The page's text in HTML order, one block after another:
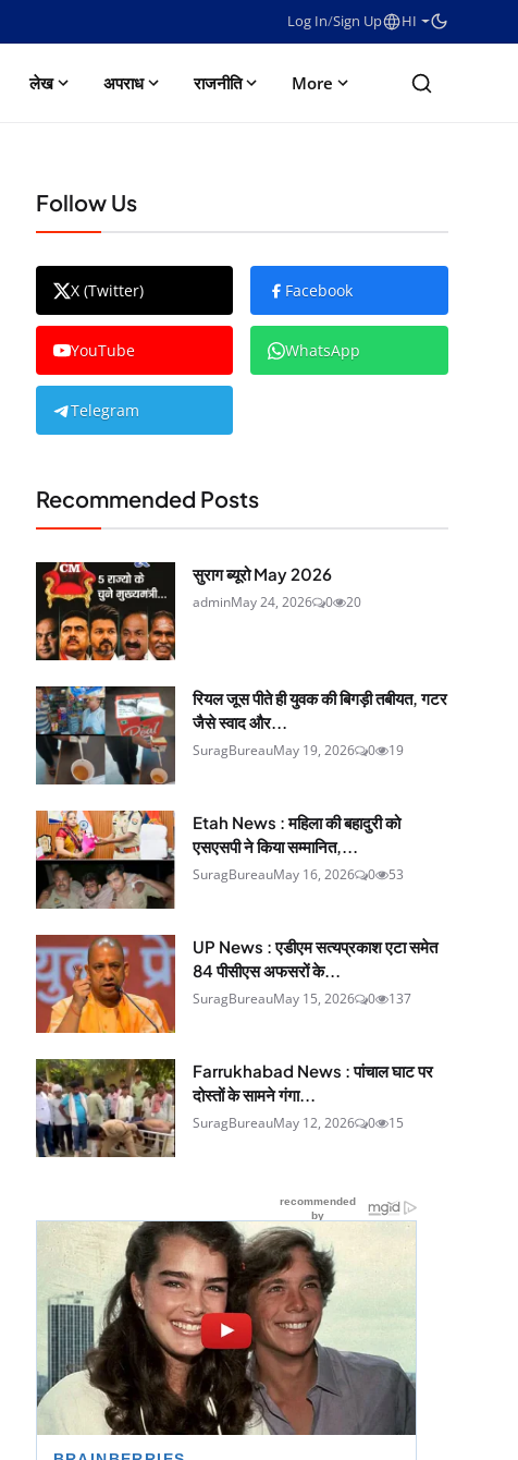
Log In/Sign Up HI
लेख अपराध राजनीति More
Follow Us
X (Twitter) Facebook
YouTube WhatsApp
Telegram
Recommended Posts
सुराग ब्यूरो May 2026
adminMay 24, 2026 0 20
रियल जूस पीते ही युवक की बिगड़ी तबीयत, गटर
जैसे स्वाद और...
SuragBureauMay 19, 2026 0 19
Etah News : महिला की बहादुरी को
एसएसपी ने किया सम्मानित,...
SuragBureauMay 16, 2026 0 53
UP News : एडीएम सत्यप्रकाश एटा समेत
84 पीसीएस अफसरों के...
SuragBureauMay 15, 2026 0 137
Farrukhabad News : पांचाल घाट पर
दोस्तों के सामने गंगा...
SuragBureauMay 12, 2026 0 15